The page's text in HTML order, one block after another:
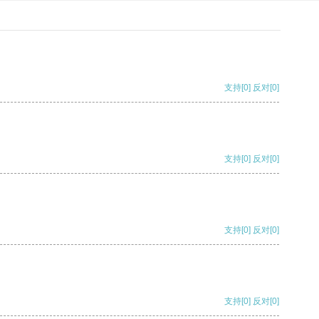
支持[0] 反对[0]
支持[0] 反对[0]
支持[0] 反对[0]
支持[0] 反对[0]